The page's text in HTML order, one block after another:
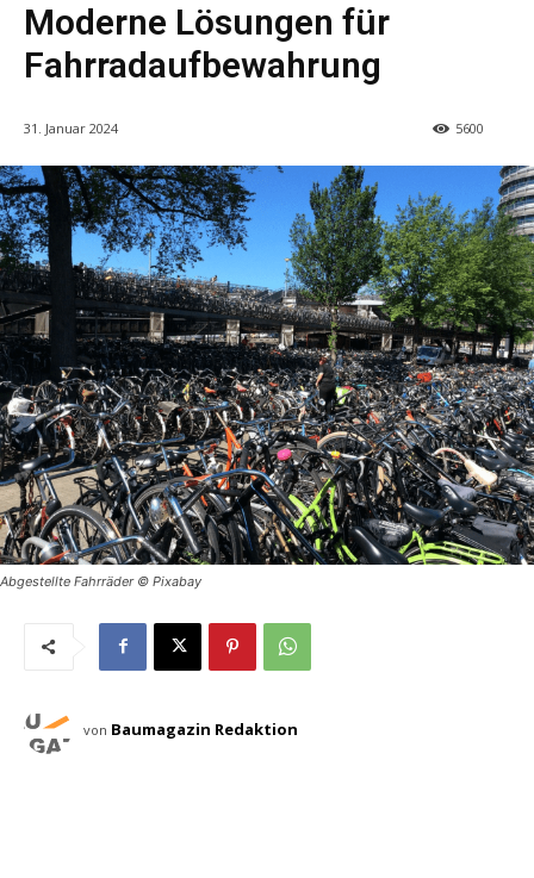
Moderne Lösungen für
Fahrradaufbewahrung
31. Januar 2024 5600
Abgestellte Fahrräder © Pixabay
von Baumagazin Redaktion